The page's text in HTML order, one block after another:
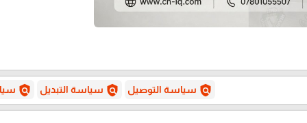
policy سياسة التوصيل policy سياسة التبديل policy